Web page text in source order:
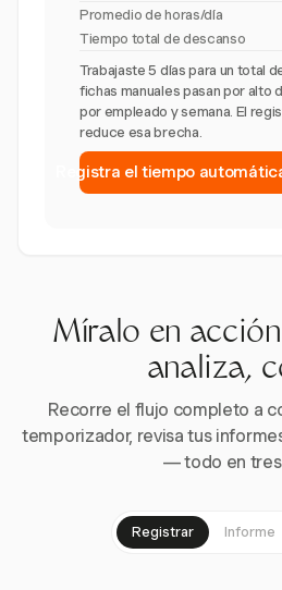
Promedio de horas/día
Tiempo total de descanso
Trabajaste 5 días para un total
fichas manuales pasan por alto
por empleado y semana. El
reduce esa brecha.
Registra el tiempo
Míralo en
analiza,
Recorre el flujo completo a
temporizador, revisa tus
— todo en tres
Registrar Informe